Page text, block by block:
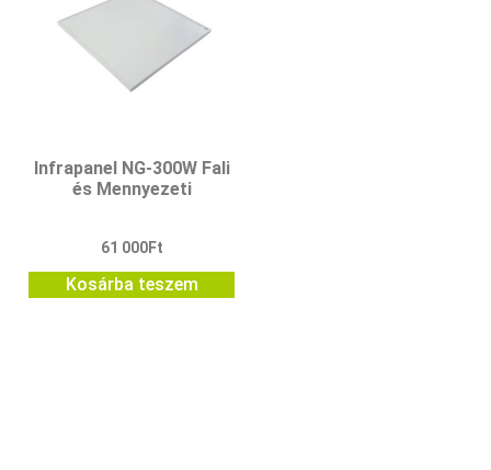
Infrapanel NG-300W Fali
és Mennyezeti
61 000Ft
Kosárba teszem